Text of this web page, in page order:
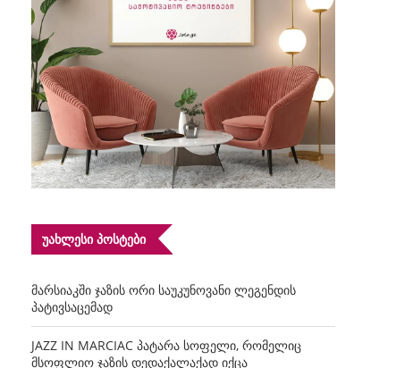
ᲣᲐᲮᲚᲔᲡᲘ ᲞᲝᲡᲢᲔᲑᲘ
მარსიაკში ჯაზის ორი საუკუნოვანი ლეგენდის
პატივსაცემად
JAZZ IN MARCIAC პატარა სოფელი, რომელიც
მსოფლიო ჯაზის დედაქალაქად იქცა